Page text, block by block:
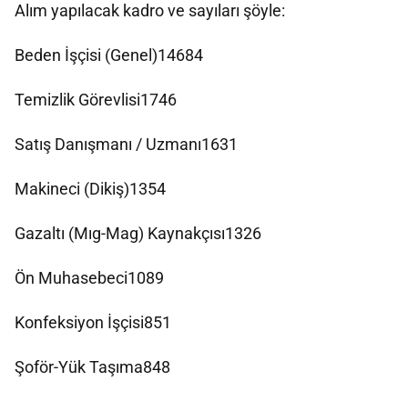
Alım yapılacak kadro ve sayıları şöyle:
Beden İşçisi (Genel)14684
Temizlik Görevlisi1746
Satış Danışmanı / Uzmanı1631
Makineci (Dikiş)1354
Gazaltı (Mıg-Mag) Kaynakçısı1326
Ön Muhasebeci1089
Konfeksiyon İşçisi851
Şoför-Yük Taşıma848